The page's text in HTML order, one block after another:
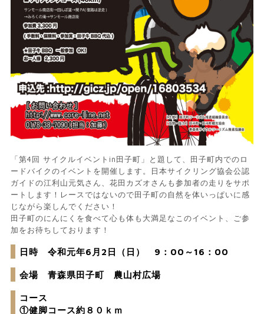
「第4回 サイクルイベントin田子町」と題して、田子町内でのロ
ードバイクのイベントを開催します。日本サイクリング協会公認
ガイドの江利山元気さん、花田カズオさんも参加者の走りをサポ
ートします！レースではないので田子町の自然を体いっぱいに感
じながら楽しんでください！
田子町のにんにくを食べて心も体も大満足なこのイベント、ご参
加をお待ちしております！
日時 令和元年6月2日（日） 9：00～16：00
会場 青森県田子町 農山村広場
コース
①健脚コース約８０ｋｍ